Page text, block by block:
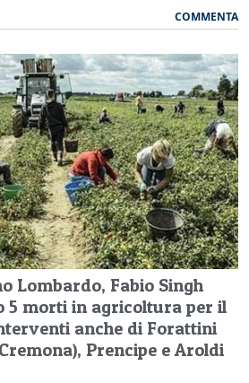
COMMENTA
Lombardo, Fabio Singh
5 morti in agricoltura per il
anche di Forattini
Prencipe e Aroldi